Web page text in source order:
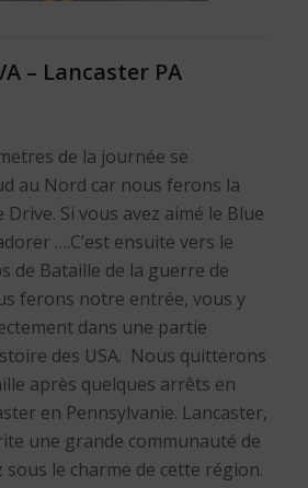
– Lancaster PA
de la journée se
au Nord car nous ferons la
Si vous avez aimé le Blue
….C’est ensuite vers le
de Bataille de la guerre de
ferons notre entrée, vous y
dans une partie
des USA. Nous quitterons
après quelques arrêts en
en Pennsylvanie. Lancaster,
une grande communauté de
sous le charme de cette région.